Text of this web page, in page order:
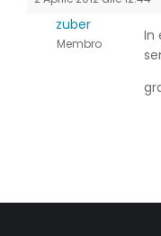
zuber
Membro
In